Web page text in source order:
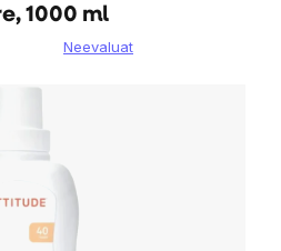
1000 ml
Neevaluat